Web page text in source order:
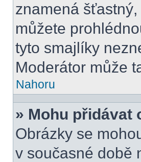
znamená
můžete
tyto smajlíky
Moderátor může
Nahoru
» Mohu přidávat
Obrázky se
v současné době